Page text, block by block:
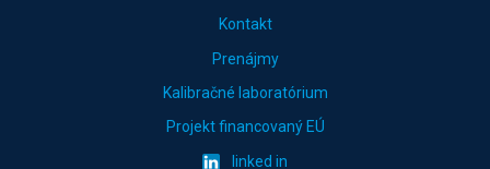
Kontakt
Prenájmy
Kalibračné laboratórium
Projekt financovaný EÚ
linked in